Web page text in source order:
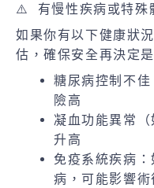
⚠️ 有慢性疾病或特殊
如果你有以下健康狀
估，確保安全再決定是
糖尿病控制不
險高
凝血功能異常
升高
免疫系統疾病
病，可能影響